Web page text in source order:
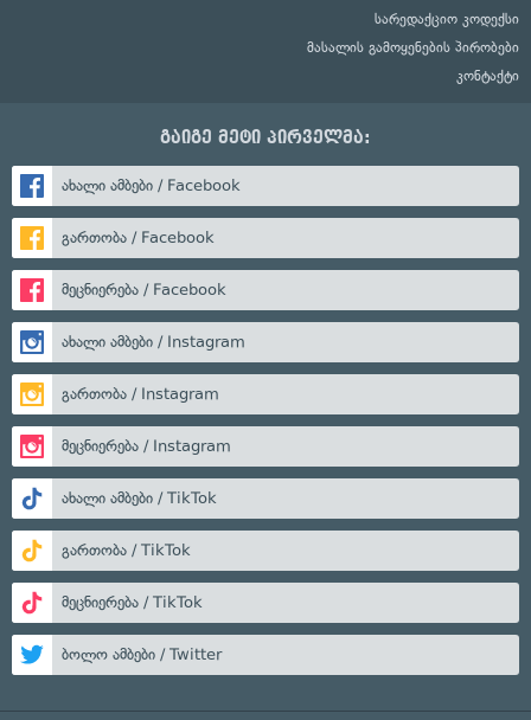
სარედაქციო კოდექსი
მასალის გამოყენების პირობები
კონტაქტი
გაიგე მეტი პირველმა:
ახალი ამბები / Facebook
გართობა / Facebook
მეცნიერება / Facebook
ახალი ამბები / Instagram
გართობა / Instagram
მეცნიერება / Instagram
ახალი ამბები / TikTok
გართობა / TikTok
მეცნიერება / TikTok
ბოლო ამბები / Twitter